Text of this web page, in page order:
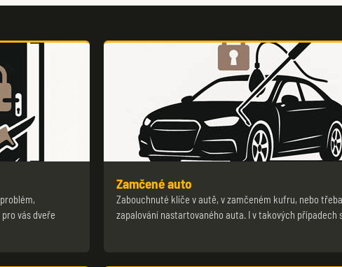
vás dveře
Zamčené auto
Zabouchnuté klíče v autě, v zamčeném kufru, nebo
zapalování nastartovaného auta. I v takových případech